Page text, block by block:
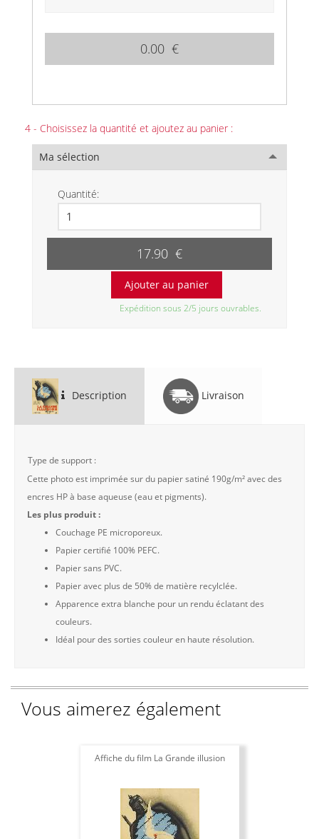
0.00 €
4 - Choisissez la quantité et ajoutez au panier :
Ma sélection
Quantité:
17.90 €
Expédition sous 2/5 jours ouvrables.
Description Livraison
Type de support :
Cette photo est imprimée sur du papier satiné 190g/m² avec des
encres HP à base aqueuse (eau et pigments).
Les plus produit :
Couchage PE microporeux.
Papier certifié 100% PEFC.
Papier sans PVC.
Papier avec plus de 50% de matière recylclée.
Apparence extra blanche pour un rendu éclatant des
couleurs.
Idéal pour des sorties couleur en haute résolution.
Vous aimerez également
Affiche du film La Grande illusion